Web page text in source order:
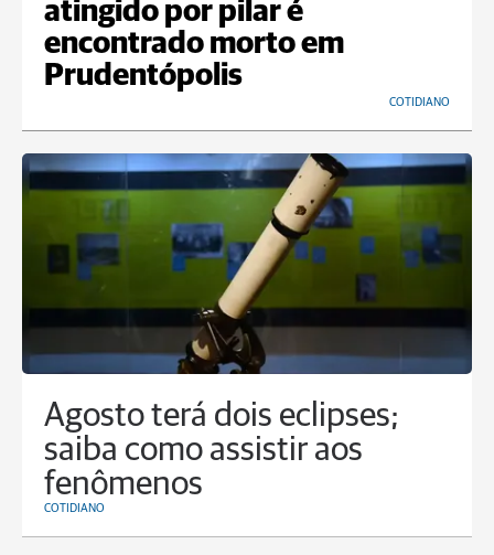
atingido por pilar é
encontrado morto em
Prudentópolis
COTIDIANO
Agosto terá dois eclipses;
saiba como assistir aos
fenômenos
COTIDIANO